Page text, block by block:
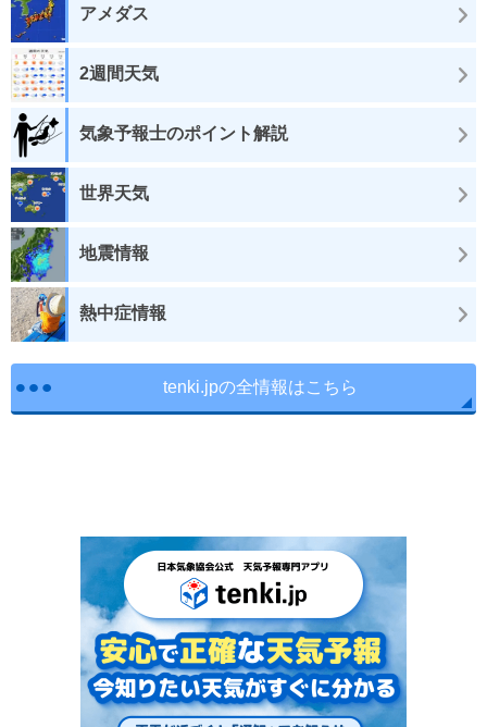
アメダス
2週間天気
気象予報士のポイント解説
世界天気
地震情報
熱中症情報
tenki.jpの全情報はこちら